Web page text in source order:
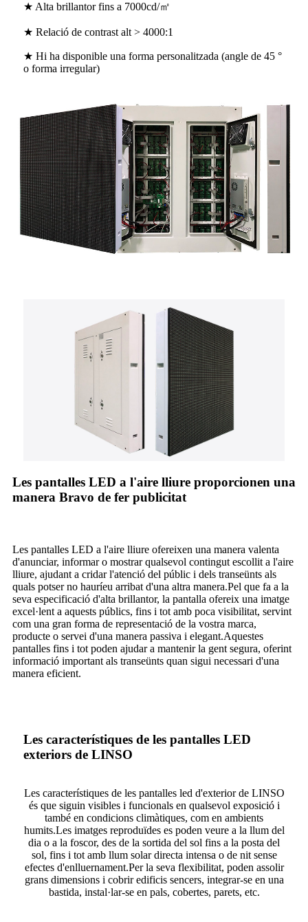
★ Alta brillantor fins a 7000cd/㎡
★ Relació de contrast alt > 4000:1
★ Hi ha disponible una forma personalitzada (angle de 45 °
o forma irregular)
Les pantalles LED a l'aire lliure proporcionen una
manera Bravo de fer publicitat
Les pantalles LED a l'aire lliure ofereixen una manera valenta
d'anunciar, informar o mostrar qualsevol contingut escollit a l'aire
lliure, ajudant a cridar l'atenció del públic i dels transeünts als
quals potser no hauríeu arribat d'una altra manera.Pel que fa a la
seva especificació d'alta brillantor, la pantalla ofereix una imatge
excel·lent a aquests públics, fins i tot amb poca visibilitat, servint
com una gran forma de representació de la vostra marca,
producte o servei d'una manera passiva i elegant.Aquestes
pantalles fins i tot poden ajudar a mantenir la gent segura, oferint
informació important als transeünts quan sigui necessari d'una
manera eficient.
Les característiques de les pantalles LED
exteriors de LINSO
Les característiques de les pantalles led d'exterior de LINSO
és que siguin visibles i funcionals en qualsevol exposició i
també en condicions climàtiques, com en ambients
humits.Les imatges reproduïdes es poden veure a la llum del
dia o a la foscor, des de la sortida del sol fins a la posta del
sol, fins i tot amb llum solar directa intensa o de nit sense
efectes d'enlluernament.Per la seva flexibilitat, poden assolir
grans dimensions i cobrir edificis sencers, integrar-se en una
bastida, instal·lar-se en pals, cobertes, parets, etc.